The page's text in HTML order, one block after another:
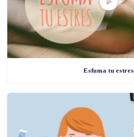
Esfuma tu estres